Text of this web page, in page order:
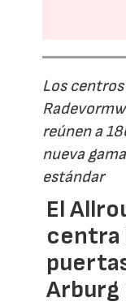
Los
reúnen a
nueva
estándar
El
centra
Arburg